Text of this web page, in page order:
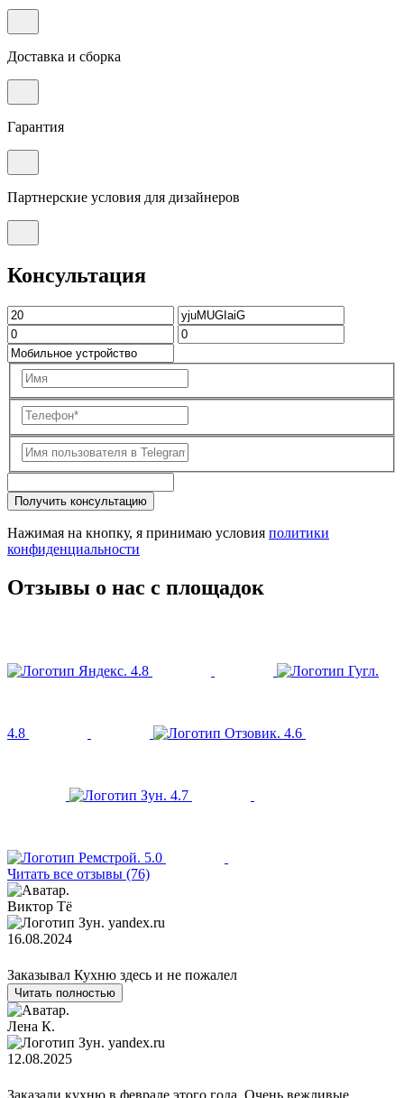
Доставка и сборка
Гарантия
Партнерские условия для дизайнеров
Консультация
Получить консультацию
Нажимая на кнопку, я принимаю условия политики
конфиденциальности
Отзывы о нас с площадок
4.8
4.8 4.6
4.7
5.0
Читать все отзывы (76)
Виктор Тё
yandex.ru
16.08.2024
Заказывал Кухню здесь и не пожалел
Читать полностью
Лена К.
yandex.ru
12.08.2025